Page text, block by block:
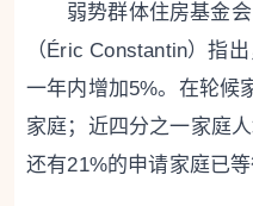
弱势群体住房基金
（Éric Constantin）指
一年内增加5%。在轮候
家庭；近四分之一家庭
还有21%的申请家庭已等